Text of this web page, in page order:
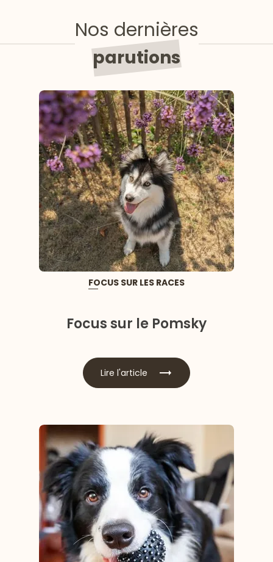
Nos dernières
parutions
FOCUS SUR LES RACES
Focus sur le Pomsky
Lire l'article